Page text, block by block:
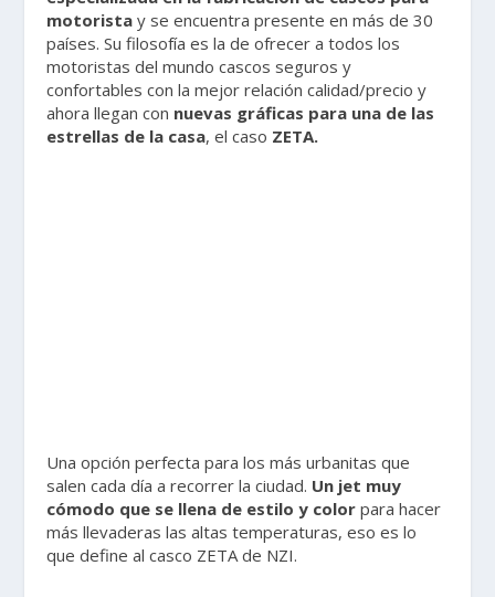
motorista y se encuentra presente en más de 30
países. Su filosofía es la de ofrecer a todos los
motoristas del mundo cascos seguros y
confortables con la mejor relación calidad/precio y
ahora llegan con nuevas gráficas para una de las
estrellas de la casa, el caso ZETA.
Una opción perfecta para los más urbanitas que
salen cada día a recorrer la ciudad. Un jet muy
cómodo que se llena de estilo y color para hacer
más llevaderas las altas temperaturas, eso es lo
que define al casco ZETA de NZI.